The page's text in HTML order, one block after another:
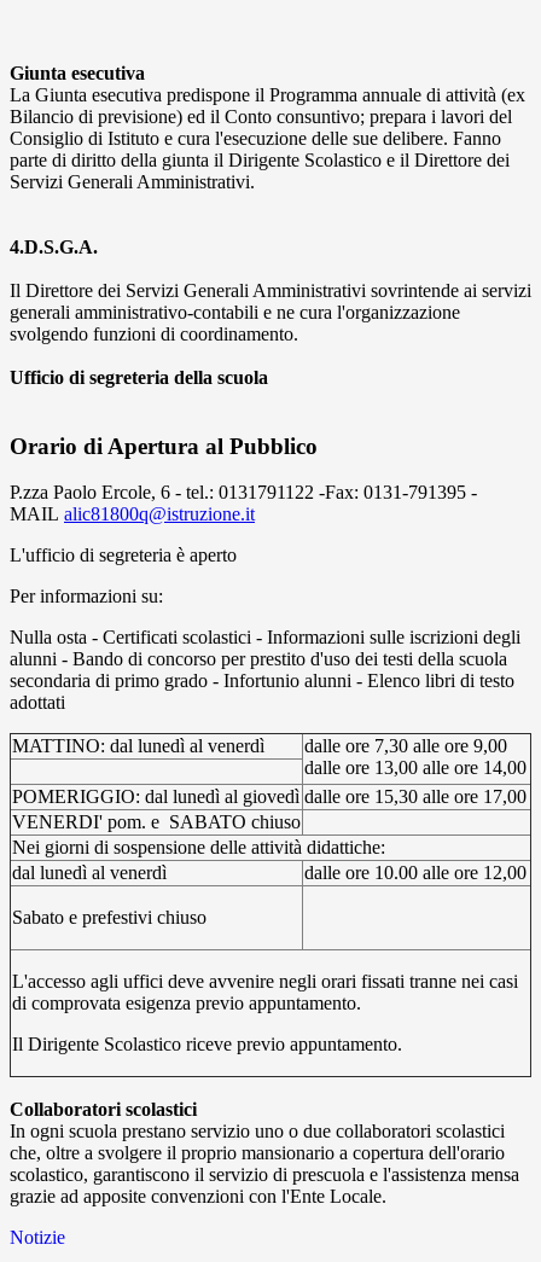
Giunta esecutiva
La Giunta esecutiva predispone il Programma annuale di attività (ex
Bilancio di previsione) ed il Conto consuntivo; prepara i lavori del
Consiglio di Istituto e cura l'esecuzione delle sue delibere. Fanno
parte di diritto della giunta il Dirigente Scolastico e il Direttore dei
Servizi Generali Amministrativi.
4.D.S.G.A.
Il Direttore dei Servizi Generali Amministrativi sovrintende ai servizi
generali amministrativo-contabili e ne cura l'organizzazione
svolgendo funzioni di coordinamento.
Ufficio di segreteria della scuola
Orario di Apertura al Pubblico
P.zza Paolo Ercole, 6 - tel.: 0131791122 -Fax: 0131-791395 -
MAIL alic81800q@istruzione.it
L'ufficio di segreteria è aperto
Per informazioni su:
Nulla osta - Certificati scolastici - Informazioni sulle iscrizioni degli
alunni - Bando di concorso per prestito d'uso dei testi della scuola
secondaria di primo grado - Infortunio alunni - Elenco libri di testo
adottati
MATTINO: dal lunedì al venerdì
dalle ore 7,30 alle ore 9,00
dalle ore 13,00 alle ore 14,00
POMERIGGIO: dal lunedì al giovedì dalle ore 15,30 alle ore 17,00
VENERDI' pom. e SABATO chiuso
Nei giorni di sospensione delle attività didattiche:
dal lunedì al venerdì
dalle ore 10.00 alle ore 12,00
Sabato e prefestivi chiuso
L'accesso agli uffici deve avvenire negli orari fissati tranne nei casi
di comprovata esigenza previo appuntamento.
Il Dirigente Scolastico riceve previo appuntamento.
Collaboratori scolastici
In ogni scuola prestano servizio uno o due collaboratori scolastici
che, oltre a svolgere il proprio mansionario a copertura dell'orario
scolastico, garantiscono il servizio di prescuola e l'assistenza mensa
grazie ad apposite convenzioni con l'Ente Locale.
Notizie